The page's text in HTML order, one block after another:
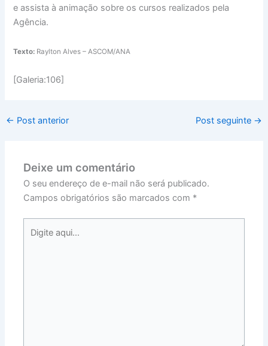
e assista à animação sobre os cursos realizados pela
Agência.
Texto: Raylton Alves – ASCOM/ANA
[Galeria:106]
← Post anterior Post seguinte →
Deixe um comentário
O seu endereço de e-mail não será publicado.
Campos obrigatórios são marcados com *
aqui...